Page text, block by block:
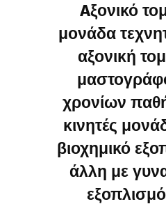
Aξονικό
μονάδα
αξονική
χρονίων
κινητές
βιοχημικό
άλλη με